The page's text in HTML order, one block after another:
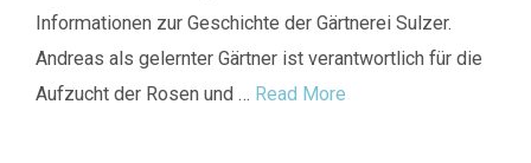
Informationen zur Geschichte der Gärtnerei Sulzer.
Andreas als gelernter Gärtner ist verantwortlich für die
Aufzucht der Rosen und … Read More